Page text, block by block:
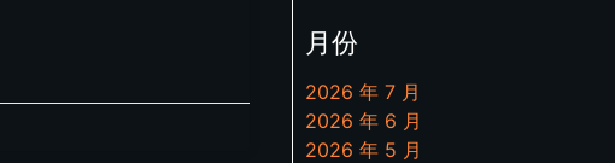
月份
2026 年 7 月
2026 年 6 月
2026 年 5 月